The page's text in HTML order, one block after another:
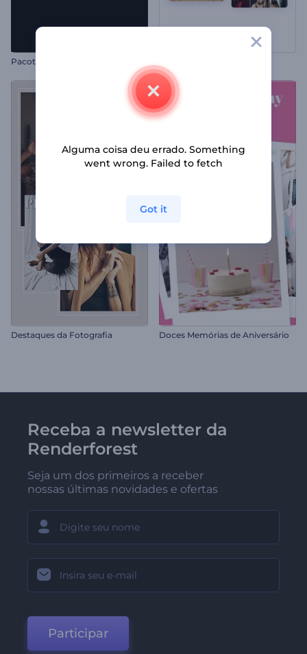
Pacote de Tipografia Rápida
Destaques da Fotografia Doces Memórias de Aniversário
Receba a newsletter da
Renderforest
Seja um dos primeiros a receber
nossas últimas novidades e ofertas
Participar
Alguma coisa deu errado. Something
went wrong. Failed to fetch
Got it